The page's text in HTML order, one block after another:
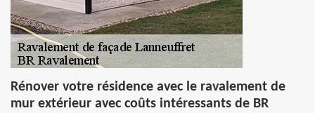
Rénover votre résidence avec le ravalement de
mur extérieur avec coûts intéressants de BR